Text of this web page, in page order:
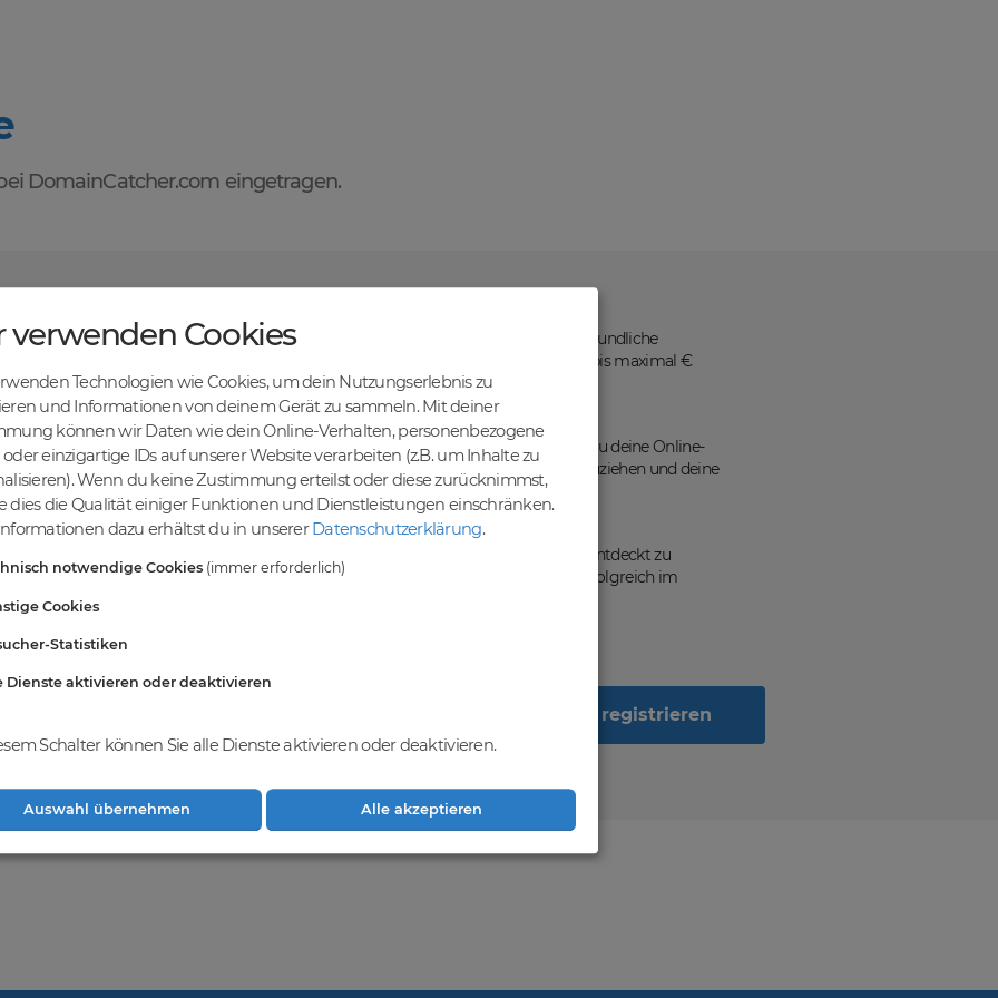
DomainCatcher.com eingetragen.
des Domainhandels mit DomainCatcher
dir alle Vorteile des Domainhandels zur Verfügung. Entdecke eine benutzerfreundliche
kaufen, verkaufen und recyceln kannst. Profitiere von fairen Nettopreisen bis maximal €
Abwicklung und sicheren Domaintransfers.
Online-Erfolg mit DomainCatcher
Schlüssel zum Online-Erfolg. Mit unserem breiten Angebot an Domains kannst du deine Online-
deine Zielgruppe gezielt ansprechen. Nutze die Möglichkeit, gezielten Traffic anzuziehen und deine
zu steigern.
vielfältigen Auswahl an Domains
du eine breite Auswahl an erstklassigen Domains, die darauf warten, von dir entdeckt zu
Möglichkeiten, um deine Online-Präsenz zu stärken und dein Geschäft erfolgreich im
Gemeinsam realisieren wir deinen Erfolg im Online-Bereich.
beiDomainCatcherund registriere
zu erwerben und dein
Jetzt registrieren
verwenden Cookies
Technologien wie Cookies, um dein Nutzungserlebnis zu
und Informationen von deinem Gerät zu sammeln. Mit deiner
können wir Daten wie dein Online-Verhalten, personenbezogene
einzigartige IDs auf unserer Website verarbeiten (z.B. um Inhalte zu
Wenn du keine Zustimmung erteilst oder diese zurücknimmst,
dies die Qualität einiger Funktionen und Dienstleistungen einschränken.
dazu erhältst du in unserer Datenschutzerklärung.
notwendige Cookies (immer erforderlich)
Cookies
Statistiken
Dienste aktivieren oder deaktivieren
Schalter können Sie alle Dienste aktivieren oder deaktivieren.
Auswahl übernehmen Alle akzeptieren